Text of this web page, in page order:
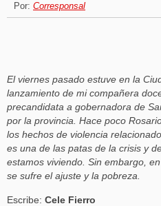
Por: Corresponsal
El viernes pasado estuve en la
lanzamiento de mi compañera
precandidata a gobernadora de
por la provincia. Hace poco
los hechos de violencia
es una de las patas de la crisis y
estamos viviendo. Sin embargo,
se sufre el ajuste y la pobreza.
Escribe: Cele Fierro